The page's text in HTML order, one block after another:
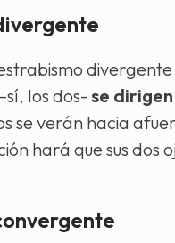
divergente
los dos- se
se verán hacia
hará que sus dos